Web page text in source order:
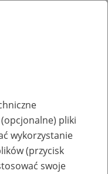
pliki
wykorzystanie
(przycisk
swoje